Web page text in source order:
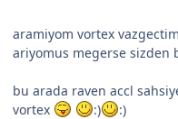
aramiyom vortex
ariyomus megerse sizden
bu arada raven accl
vortex
:) :)